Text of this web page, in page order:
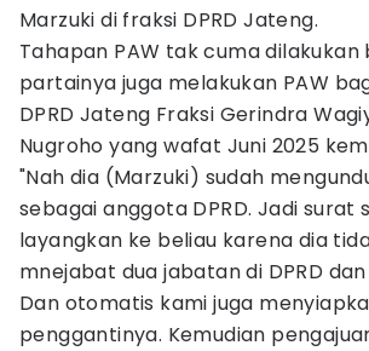
Marzuki di fraksi DPRD Jateng.
Tahapan PAW tak cuma dilakukan
partainya juga melakukan PAW
DPRD Jateng Fraksi Gerindra
Nugroho yang wafat Juni 2025
"Nah dia (Marzuki) sudah
sebagai anggota DPRD. Jadi surat
layangkan ke beliau karena dia
mnejabat dua jabatan di DPRD
Dan otomatis kami juga
penggantinya. Kemudian